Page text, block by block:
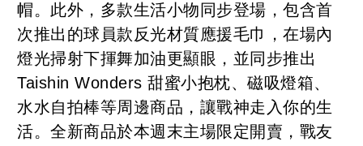
帽。此外，多款生活小物同步登場，包含首
次推出的球員款反光材質應援毛巾，在場內
燈光掃射下揮舞加油更顯眼，並同步推出
Taishin Wonders 甜蜜小抱枕、磁吸燈箱、
水水自拍棒等周邊商品，讓戰神走入你的生
活。全新商品於本週末主場限定開賣，戰友